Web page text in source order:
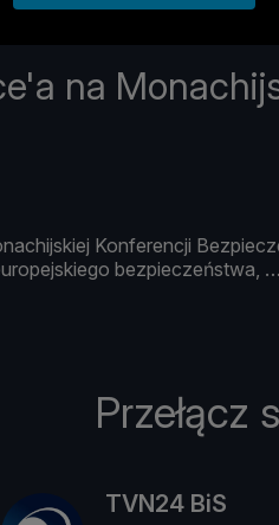
na
Konferencji
bezpieczeństwa,
Przełącz
TVN24 BiS